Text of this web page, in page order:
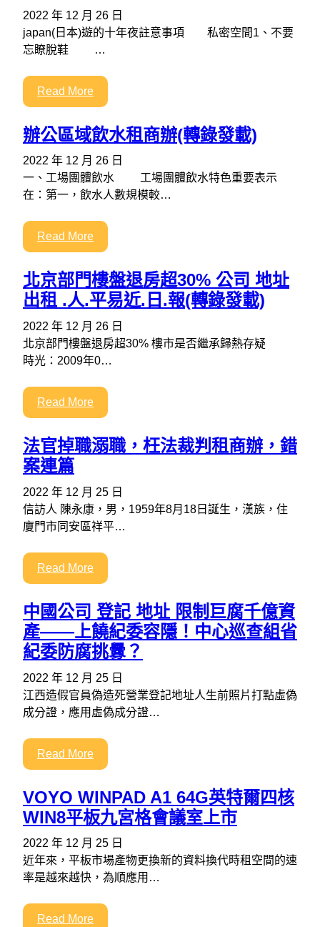
2022 年 12 月 26 日
japan(日本)遊的十年夜註意事項 私密空間1、不要
忘瞭脫鞋 …
Read More
辦公區域飲水租商辦(轉錄發載)
2022 年 12 月 26 日
一、工場團體飲水 工場團體飲水特色重要表示
在：第一，飲水人數規模較…
Read More
北京部門樓盤退房超30% 公司 地址
出租 .人.平易近.日.報(轉錄發載)
2022 年 12 月 26 日
北京部門樓盤退房超30% 樓市是否繼承歸熱存疑
時光：2009年0…
Read More
法官掉職溺職，枉法裁判租商辦，錯
案連篇
2022 年 12 月 25 日
信訪人 陳永康，男，1959年8月18日誕生，漢族，住
廈門市同安區祥平…
Read More
中國公司 登記 地址 限制巨腐千億資
產——上饒紀委容隱！中心巡查組省
紀委防腐挑釁？
2022 年 12 月 25 日
江西造假官員偽造死營業登記地址人生前照片打點虛偽
成分證，應用虛偽成分證…
Read More
VOYO WINPAD A1 64G英特爾四核
WIN8平板九宮格會議室上市
2022 年 12 月 25 日
近年來，平板市場產物更換新的資料換代時租空間的速
率是越來越快，為順應用…
Read More